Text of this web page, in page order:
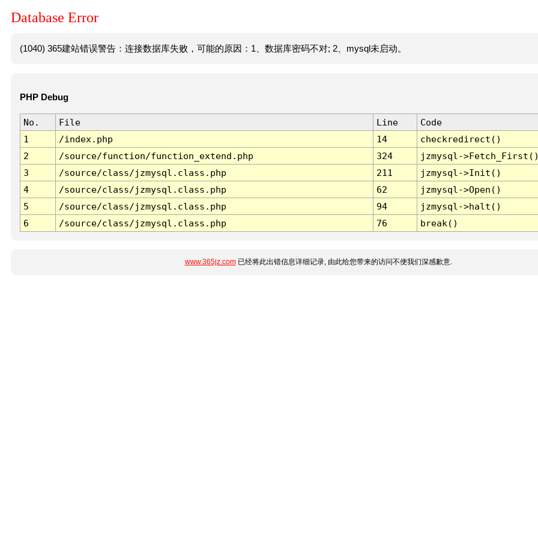
Database Error
(1040) 365建站错误警告：连接数据库失败，可能的原因：1、数据库密码不对; 2、mysql未启动。
PHP Debug
No. File Line
Code
1
/index.php 14
checkredirect()
2
/source/function/function_extend.php 324
jzmysql-
3
/source/class/jzmysql.class.php 211
jzmysql->Init()
4
/source/class/jzmysql.class.php 62
jzmysql->Open()
5
/source/class/jzmysql.class.php 94
jzmysql->halt()
6
/source/class/jzmysql.class.php 76 break()
www.365jz.com已经将此出错信息详细记录, 由此给您带来的访问不便我们深感歉意.